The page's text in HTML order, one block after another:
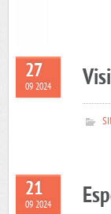
27
09 2024
21
09 2024